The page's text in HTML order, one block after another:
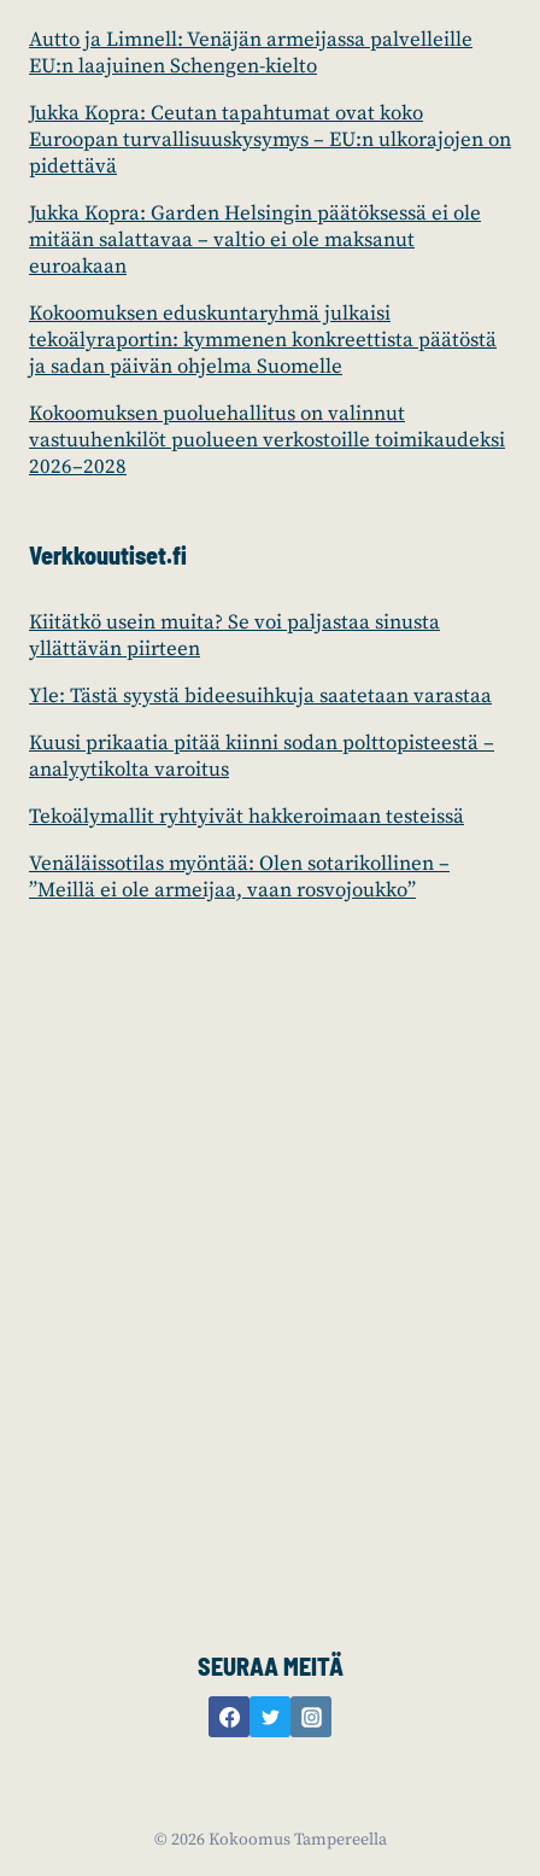
Autto ja Limnell: Venäjän armeijassa palvelleille
EU:n laajuinen Schengen-kielto
Jukka Kopra: Ceutan tapahtumat ovat koko
Euroopan turvallisuuskysymys – EU:n ulkorajojen on
pidettävä
Jukka Kopra: Garden Helsingin päätöksessä ei ole
mitään salattavaa – valtio ei ole maksanut
euroakaan
Kokoomuksen eduskuntaryhmä julkaisi
tekoälyraportin: kymmenen konkreettista päätöstä
ja sadan päivän ohjelma Suomelle
Kokoomuksen puoluehallitus on valinnut
vastuuhenkilöt puolueen verkostoille toimikaudeksi
2026–2028
Verkkouutiset.fi
Kiitätkö usein muita? Se voi paljastaa sinusta
yllättävän piirteen
Yle: Tästä syystä bideesuihkuja saatetaan varastaa
Kuusi prikaatia pitää kiinni sodan polttopisteestä –
analyytikolta varoitus
Tekoälymallit ryhtyivät hakkeroimaan testeissä
Venäläissotilas myöntää: Olen sotarikollinen –
”Meillä ei ole armeijaa, vaan rosvojoukko”
SEURAA MEITÄ
© 2026 Kokoomus Tampereella